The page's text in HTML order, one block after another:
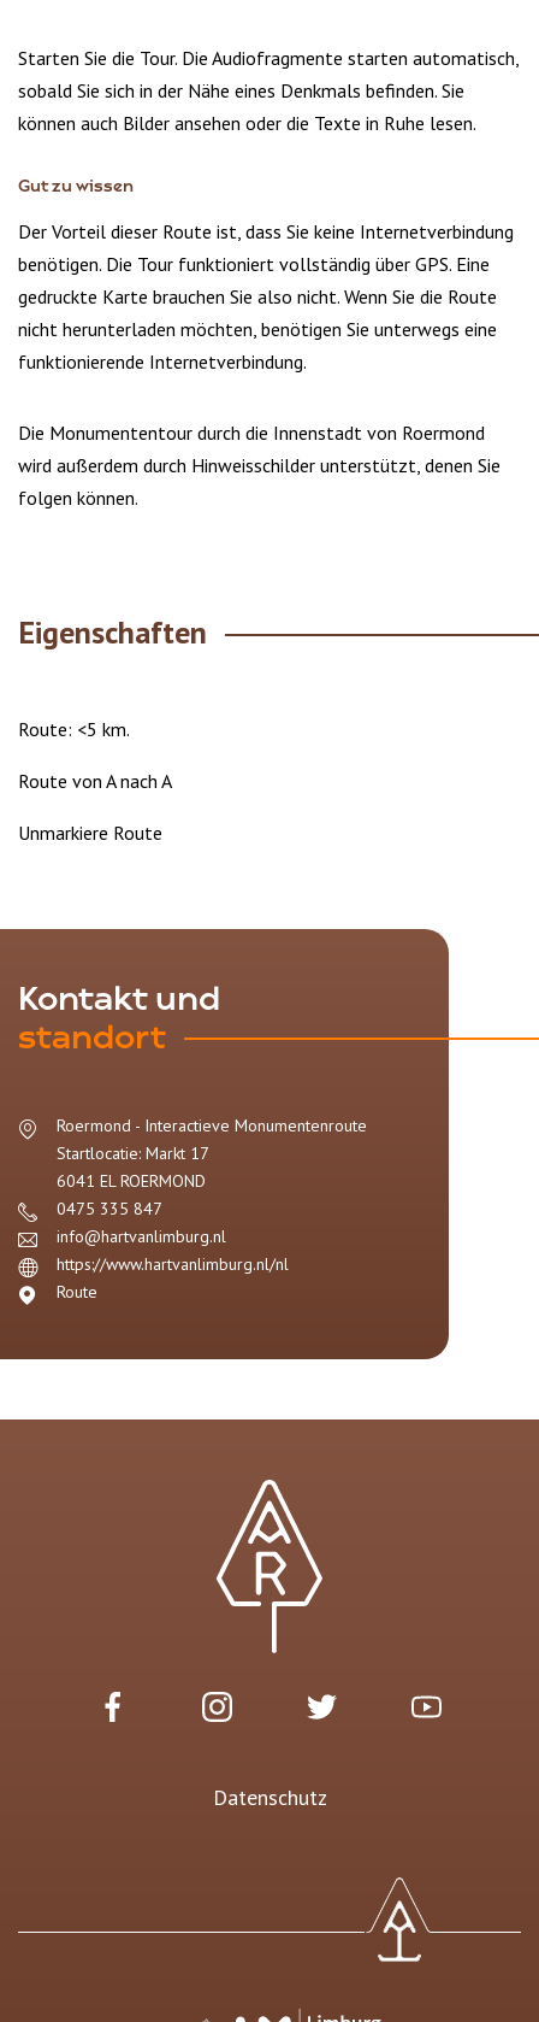
Starten Sie die Tour. Die Audiofragmente starten automatisch,
sobald Sie sich in der Nähe eines Denkmals befinden. Sie
können auch Bilder ansehen oder die Texte in Ruhe lesen.
Gut zu wissen
Der Vorteil dieser Route ist, dass Sie keine Internetverbindung
benötigen. Die Tour funktioniert vollständig über GPS. Eine
gedruckte Karte brauchen Sie also nicht. Wenn Sie die Route
nicht herunterladen möchten, benötigen Sie unterwegs eine
funktionierende Internetverbindung.
Die Monumententour durch die Innenstadt von Roermond
wird außerdem durch Hinweisschilder unterstützt, denen Sie
folgen können.
Eigenschaften
Route: <5 km.
Route von A nach A
Unmarkiere Route
Kontakt und
standort
Roermond - Interactieve Monumentenroute
Startlocatie: Markt 17
6041 EL ROERMOND
0475 335 847
info@hartvanlimburg.nl
https://www.hartvanlimburg.nl/nl
Route
Datenschutz